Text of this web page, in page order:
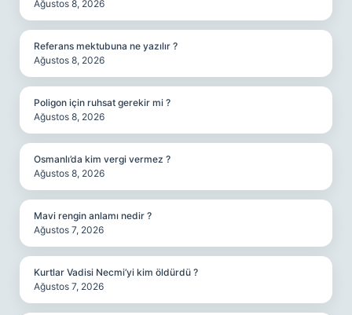
Ağustos 8, 2026
Referans mektubuna ne yazılır ?
Ağustos 8, 2026
Poligon için ruhsat gerekir mi ?
Ağustos 8, 2026
Osmanlı’da kim vergi vermez ?
Ağustos 8, 2026
Mavi rengin anlamı nedir ?
Ağustos 7, 2026
Kurtlar Vadisi Necmi’yi kim öldürdü ?
Ağustos 7, 2026